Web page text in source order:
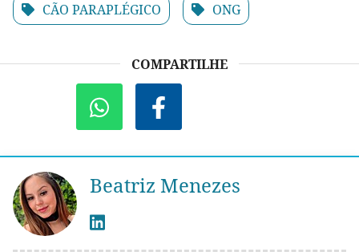
CÃO PARAPLÉGICO ONG
COMPARTILHE
Beatriz Menezes